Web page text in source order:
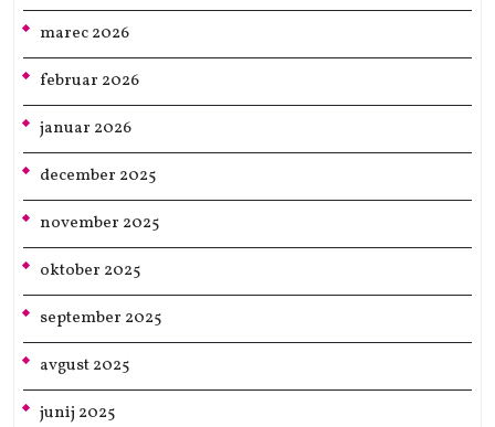
marec 2026
februar 2026
januar 2026
december 2025
november 2025
oktober 2025
september 2025
avgust 2025
junij 2025